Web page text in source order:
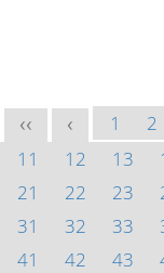
<< < 1 2
11
12 13
21
22 23
31
32 33
41
42 43